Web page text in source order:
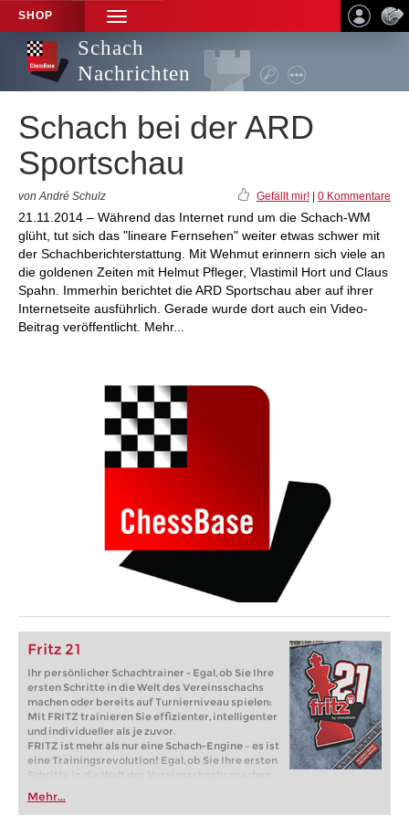
SHOP
TOGGLE
NAVIGATION
Schach
Nachrichten
Schach bei der ARD
Sportschau
von André Schulz Gefällt mir! 0 Kommentare
21.11.2014 – Während das Internet rund um die Schach-WM
glüht, tut sich das "lineare Fernsehen" weiter etwas schwer mit
der Schachberichterstattung. Mit Wehmut erinnern sich viele an
die goldenen Zeiten mit Helmut Pfleger, Vlastimil Hort und Claus
Spahn. Immerhin berichtet die ARD Sportschau aber auf ihrer
Internetseite ausführlich. Gerade wurde dort auch ein Video-
Beitrag veröffentlicht. Mehr...
Fritz 21
Ihr persönlicher Schachtrainer - Egal, ob Sie Ihre
ersten Schritte in die Welt des Vereinsschachs
machen oder bereits auf Turnierniveau spielen:
Mit FRITZ trainieren Sie effizienter, intelligenter
und individueller als je zuvor.
FRITZ ist mehr als nur eine Schach-Engine – es ist
eine Trainingsrevolution! Egal, ob Sie Ihre ersten
Schritte in die Welt des Vereinsschachs machen
oder bereits auf Turnierniveau spielen: Mit
FRITZ trainieren Sie effizienter, intelligenter und
individueller als je zuvor.
Mehr...